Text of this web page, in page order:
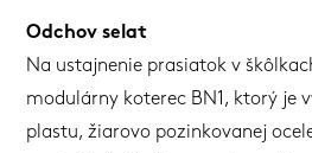
Odchov selat
Na ustajnenie prasiatok v
modulárny koterec BN1, ktorý je
plastu, žiarovo pozinkovanej